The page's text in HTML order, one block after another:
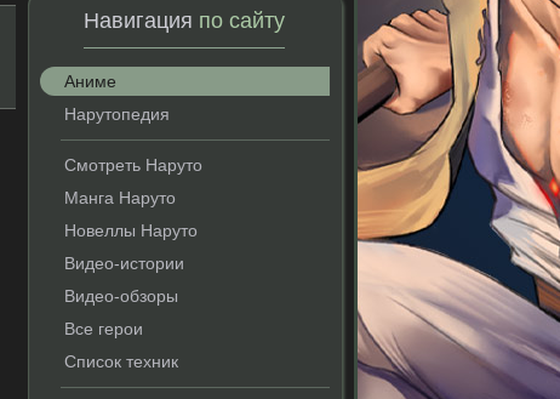
Навигация по сайту
Аниме
Нарутопедия
Смотреть Наруто
Манга Наруто
Новеллы Наруто
Видео-истории
Видео-обзоры
Все герои
Список техник